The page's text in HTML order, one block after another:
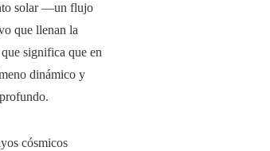
solar —un flujo
que llenan la
significa que en
dinámico y
cósmicos